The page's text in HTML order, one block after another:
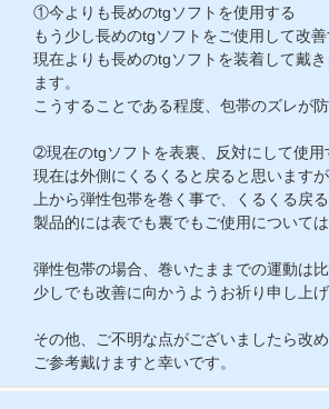
①今よりも長めのtgソフトを使用する
もう少し長めのtgソフトをご使用して改善
現在よりも長めのtgソフトを装着して戴
ます。
こうすることである程度、包帯のズレが
➁現在のtgソフトを表裏、反対にして使用
現在は外側にくるくると戻ると思います
上から弾性包帯を巻く事で、くるくる戻
製品的には表でも裏でもご使用について
弾性包帯の場合、巻いたままでの運動は
少しでも改善に向かうようお祈り申し上げ
その他、ご不明な点がございましたら改
ご参考戴けますと幸いです。